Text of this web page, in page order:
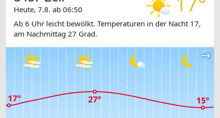
Heute, 7.8. ab 06:50
Ab 6 Uhr leicht bewölkt. Temperaturen in der Nacht 17,
am Nachmittag 27 Grad.